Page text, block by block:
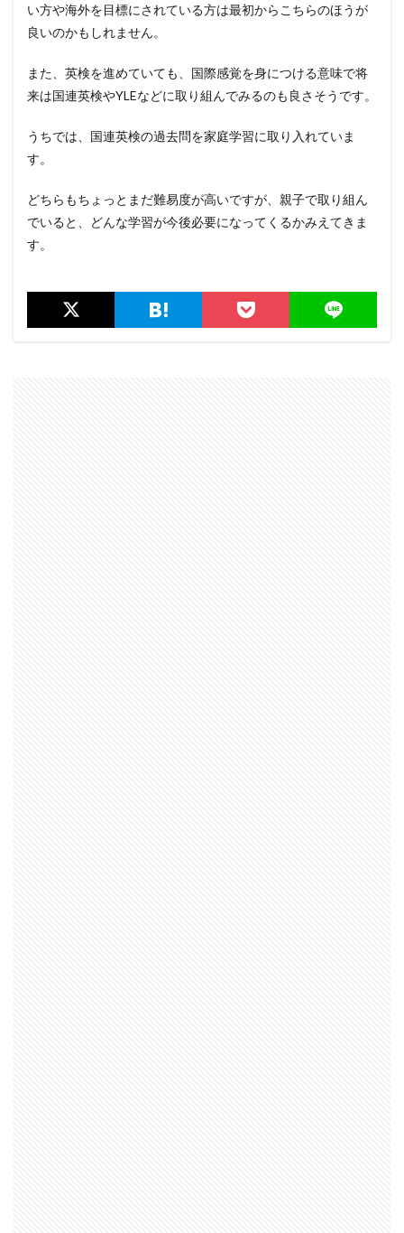
い方や海外を目標にされている方は最初からこちらのほうが
良いのかもしれません。
また、英検を進めていても、国際感覚を身につける意味で将
来は国連英検やYLEなどに取り組んでみるのも良さそうです。
うちでは、国連英検の過去問を家庭学習に取り入れていま
す。
どちらもちょっとまだ難易度が高いですが、親子で取り組ん
でいると、どんな学習が今後必要になってくるかみえてきま
す。